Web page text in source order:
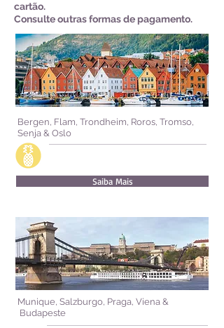
cartão.
Consulte outras formas de pagamento.
Bergen, Flam, Trondheim, Roros, Tromso,
Senja & Oslo
Saiba Mais
Munique, Salzburgo, Praga, Viena &
Budapeste